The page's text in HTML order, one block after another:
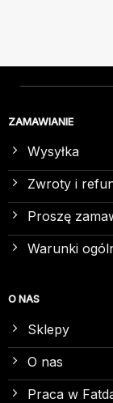
ZAMAWIANIE
Wysyłka
Zwroty i
Proszę
Warunki
O NAS
Sklepy
O nas
Praca w